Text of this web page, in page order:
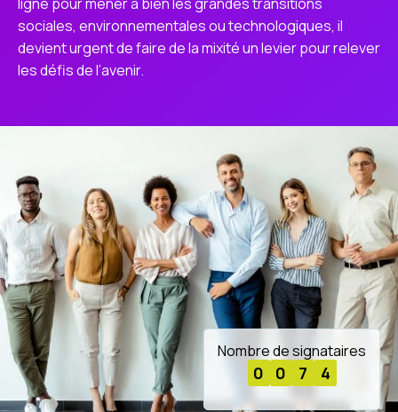
Nombre de signataires
0 0 7 4
sociales, environnementales ou technologiques, il
devient urgent de faire de la mixité un levier pour relever
les défis de l’avenir.